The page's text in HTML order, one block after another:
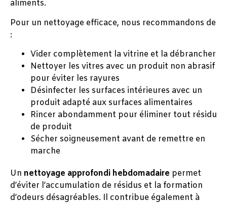
aliments.
Pour un nettoyage efficace, nous recommandons de
:
Vider complètement la vitrine et la débrancher
Nettoyer les vitres avec un produit non abrasif
pour éviter les rayures
Désinfecter les surfaces intérieures avec un
produit adapté aux surfaces alimentaires
Rincer abondamment pour éliminer tout résidu
de produit
Sécher soigneusement avant de remettre en
marche
Un nettoyage approfondi hebdomadaire permet
d’éviter l’accumulation de résidus et la formation
d’odeurs désagréables. Il contribue également à